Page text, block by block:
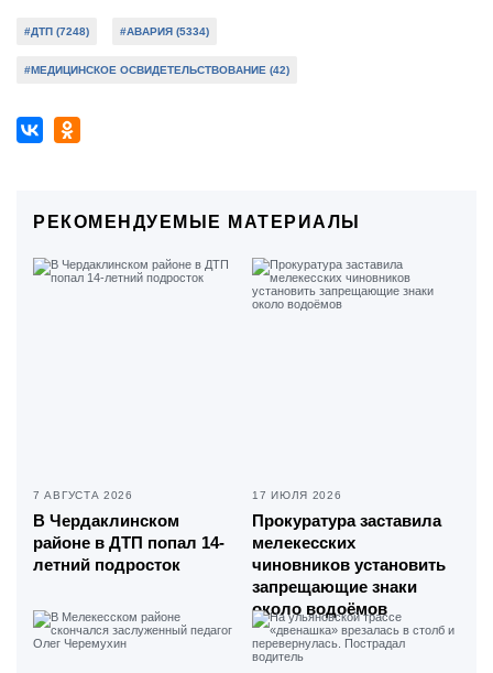
#ДТП (7248) #АВАРИЯ (5334)
#МЕДИЦИНСКОЕ ОСВИДЕТЕЛЬСТВОВАНИЕ (42)
РЕКОМЕНДУЕМЫЕ МАТЕРИАЛЫ
7 АВГУСТА 2026
В Чердаклинском
районе в ДТП попал 14-
летний подросток
17 ИЮЛЯ 2026
Прокуратура заставила
мелекесских
чиновников установить
запрещающие знаки
около водоёмов